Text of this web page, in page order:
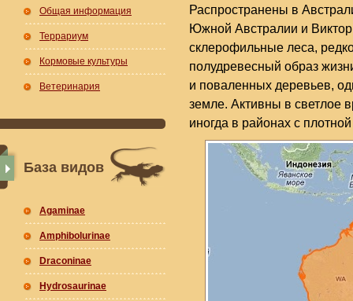
Общая информация
Террариум
Кормовые культуры
Ветеринария
База видов
Agaminae
Amphibolurinae
Draconinae
Hydrosaurinae
Распространены в
Южной Австралии и
склерофильные леса,
полудревесный образ
и поваленных деревьев,
земле. Активны в светлое
иногда в районах с